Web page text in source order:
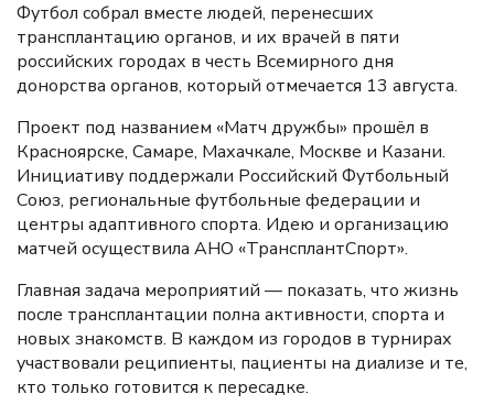
Футбол собрал вместе людей, перенесших
трансплантацию органов, и их врачей в пяти
российских городах в честь Всемирного дня
донорства органов, который отмечается 13 августа.
Проект под названием «Матч дружбы» прошёл в
Красноярске, Самаре, Махачкале, Москве и Казани.
Инициативу поддержали Российский Футбольный
Союз, региональные футбольные федерации и
центры адаптивного спорта. Идею и организацию
матчей осуществила АНО «ТрансплантСпорт».
Главная задача мероприятий — показать, что жизнь
после трансплантации полна активности, спорта и
новых знакомств. В каждом из городов в турнирах
участвовали реципиенты, пациенты на диализе и те,
кто только готовится к пересадке.